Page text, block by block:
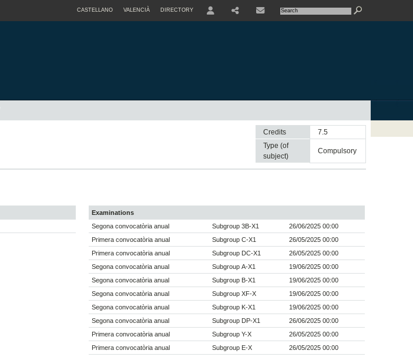
CASTELLANO VALENCIÀ DIRECTORY
Credits
7.5
Type (of
subject)
compulsory
Examinations
Segona convocatòria anual
Subgroup 3B-X1
26/06/2025 00:00
Primera convocatòria anual
Subgroup C-X1
26/05/2025 00:00
Primera convocatòria anual
Subgroup DC-X1
26/05/2025 00:00
Segona convocatòria anual
Subgroup A-X1
19/06/2025 00:00
Segona convocatòria anual
Subgroup B-X1
19/06/2025 00:00
Segona convocatòria anual
Subgroup XF-X
19/06/2025 00:00
Segona convocatòria anual
Subgroup K-X1
19/06/2025 00:00
Segona convocatòria anual
Subgroup DP-X1
26/06/2025 00:00
Primera convocatòria anual
Subgroup Y-X
26/05/2025 00:00
Primera convocatòria anual
Subgroup E-X
26/05/2025 00:00